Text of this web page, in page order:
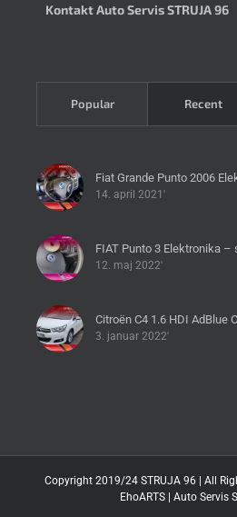
Kontakt Auto Servis STRUJA 96
Popular Recent
Fiat Grande Punto 2006
14. april 2021'
FIAT Punto 3 Elektronika –
12. maj 2022'
Citroën C4 1.6 HDI AdBlue
3. januar 2022'
Copyright 2019/24 STRUJA 96 | All
EhoARTS | Auto Servis